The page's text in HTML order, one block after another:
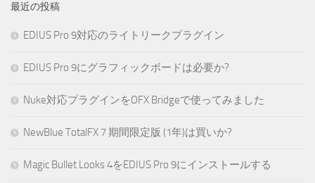
最近の投稿
EDIUS Pro 9対応のライトリークプラグイン
EDIUS Pro 9にグラフィックボードは必要か?
Nuke対応プラグインをOFX Bridgeで使ってみました
NewBlue TotalFX 7 期間限定版 (1年)は買いか?
Magic Bullet Looks 4をEDIUS Pro 9にインストールする